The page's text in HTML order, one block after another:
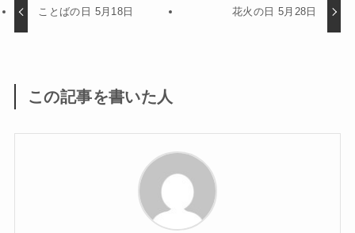
ことばの日 5月18日 花火の日 5月28日
この記事を書いた人